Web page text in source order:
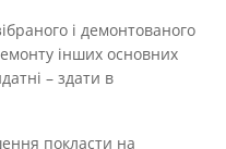
і демонтованого
інших основних
– здати в
покласти на